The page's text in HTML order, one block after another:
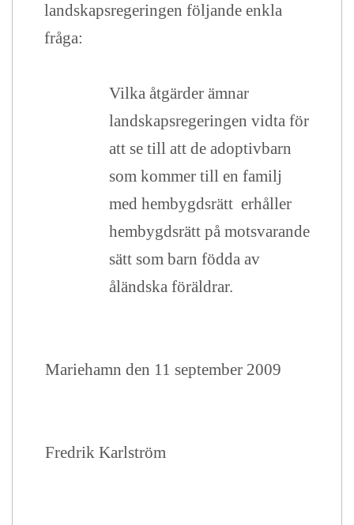
landskapsregeringen följande enkla
fråga:
Vilka åtgärder ämnar
landskapsregeringen vidta för
att se till att de adoptivbarn
som kommer till en familj
med hembygdsrätt erhåller
hembygdsrätt på motsvarande
sätt som barn födda av
åländska föräldrar.
Mariehamn den 11 september 2009
Fredrik Karlström